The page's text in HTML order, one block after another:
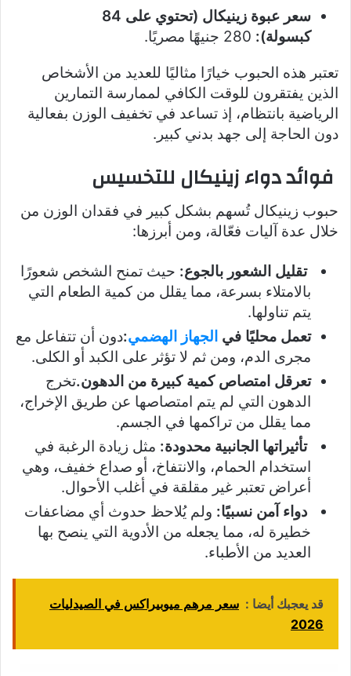
سعر عبوة زينيكال (تحتوي على 84
كبسولة):
تعتبر هذه الحبوب خيارًا مثاليًا للعديد من الأشخاص
الذين يفتقرون للوقت الكافي لممارسة التمارين
الرياضية بانتظام، إذ تساعد في تخفيف الوزن بفعالية
دون الحاجة إلى جهد بدني كبير.
فوائد دواء زينيكال للتخسيس
حبوب زينيكال تُسهم بشكل كبير في فقدان الوزن من
خلال عدة آليات فعّالة، ومن أبرزها:
تقليل الشعور بالجوع: حيث تمنح الشخص شعورًا
بالامتلاء بسرعة، مما يقلل من كمية الطعام التي
يتم تناولها.
تعمل محليًا في الجهاز الهضمي:دون أن تتفاعل مع
مجرى الدم، ومن ثم لا تؤثر على الكبد أو الكلى.
تعرقل امتصاص كمية كبيرة من الدهون.تخرج
الدهون التي لم يتم امتصاصها عن طريق الإخراج،
مما يقلل من تراكمها في الجسم.
تأثيراتها الجانبية محدودة: مثل زيادة الرغبة في
استخدام الحمام، والانتفاخ، أو صداع خفيف، وهي
أعراض تعتبر غير مقلقة في أغلب الأحوال.
دواء آمن نسبيًا: ولم يُلاحظ حدوث أي مضاعفات
خطيرة له، مما يجعله من الأدوية التي ينصح بها
العديد من الأطباء.
قد يعجبك أيضا : سعر مرهم ميوبيراكس في الصيدليات
2026